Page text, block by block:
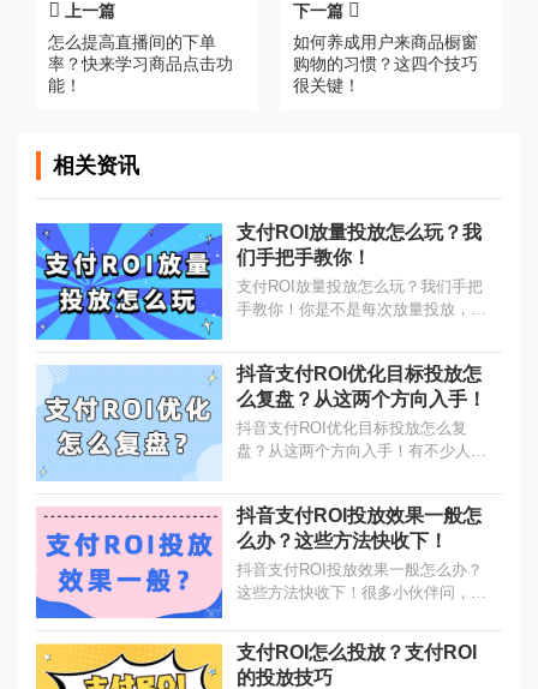
上一篇
怎么提高直播间的下单
率？快来学习商品点击功
能！
下一篇
如何养成用户来商品橱窗
购物的习惯？这四个技巧
很关键！
相关资讯
支付ROI放量投放怎么玩？我
们手把手教你！
支付ROI放量投放怎么玩？我们手把
手教你！你是不是每次放量投放，成
定？其实是你投放的操作出现了偏
差，导致产品跑飞了。...
抖音支付ROI优化目标投放怎
么复盘？从这两个方向入手！
抖音支付ROI优化目标投放怎么复
盘？从这两个方向入手！有不少人想
呢？先看数值，再做动作，两个方
向。...
抖音支付ROI投放效果一般怎
么办？这些方法快收下！
抖音支付ROI投放效果一般怎么办？
这些方法快收下！很多小伙伴问，支
怎么办呢？我们把建议总结为两不要
与两要，大家一定要记好！...
支付ROI怎么投放？支付ROI
的投放技巧